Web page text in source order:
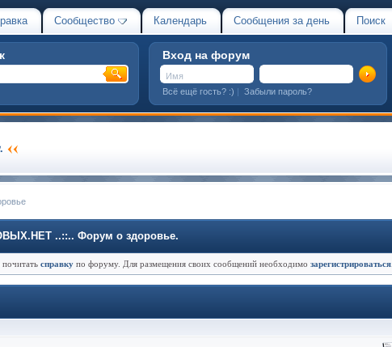
Сообщество Календарь Сообщения за день Поиск
Вход на форум
Всё ещё гость? :) | Забыли пароль?
..::.. Форум о здоровье.
справку по форуму. Для размещения своих сообщений необходимо зарегистрироваться